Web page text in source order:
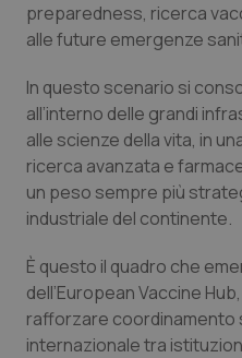
Campania
Emilia-Romagna
Friuli Venezia Giulia
Lazio
Liguria
Lombardia
Car-T
Colesterolo &
Dermatite Atopica
Diabete &
Disturbi dell’umore
Dolore
preparedness, ricerca
alle future emergenze
In questo scenario si
all’interno delle grandi
alle scienze della vita, in
ricerca avanzata e
un peso sempre più
industriale del continente.
È questo il quadro che
dell’European Vaccine
rafforzare
internazionale tra